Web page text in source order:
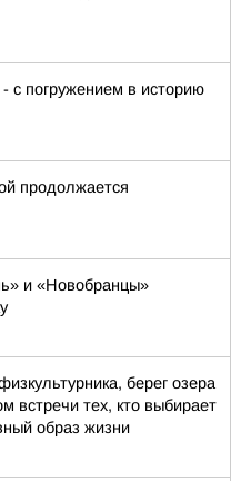
с погружением в историю
продолжается
и «Новобранцы»
берег озера
встречи тех, кто выбирает
образ жизни